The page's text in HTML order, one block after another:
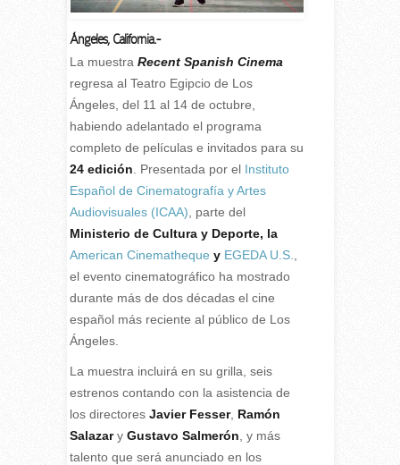
Ángeles, California.-
L a muestra Recent Spanish Cinema
regresa al Teatro Egipcio de Los
Ángeles, del 11 al 14 de octubre,
habiendo adelantado el programa
completo de películas e invitados para su
24 edición . Presentada por el Instituto
Español de Cinematografía y Artes
Audiovisuales (ICAA) , parte del
Ministerio de Cultura y Deporte, la
American Cinematheque y EGEDA U.S.
el evento cinematográfico ha mostrado
durante más de dos décadas el cine
español más reciente al público de Los
Ángeles.
La muestra incluirá en su grilla, seis
estrenos contando con la asistencia de
los directoresJavier Fesser, Ramón
Salazary Gustavo Salmerón , y más
talento que será anunciado en los